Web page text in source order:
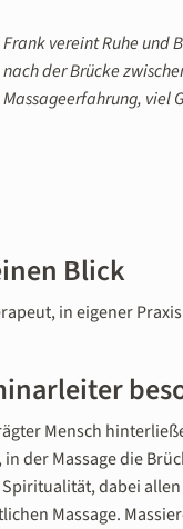
Frank vereint Ruhe und
nach der Brücke
Massageerfahrung, viel
Blick
in eigener
Mensch
der Massage die
dabei
Massage.